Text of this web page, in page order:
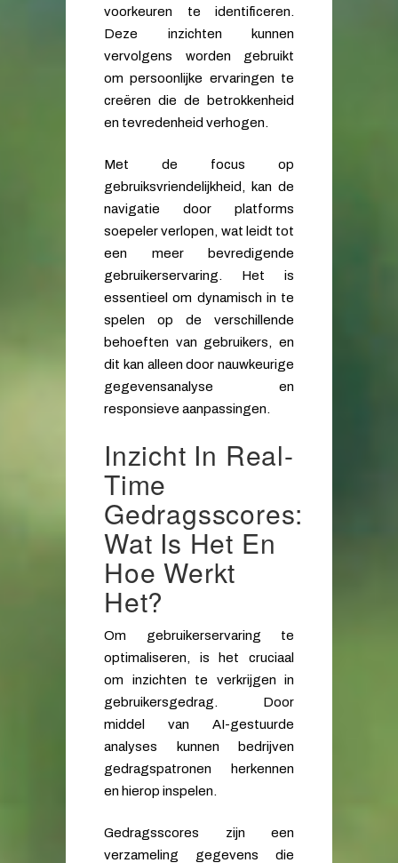
voorkeuren te identificeren.
Deze inzichten kunnen
vervolgens worden gebruikt
om persoonlijke ervaringen te
creëren die de betrokkenheid
en tevredenheid verhogen.
Met de focus op
gebruiksvriendelijkheid, kan de
navigatie door platforms
soepeler verlopen, wat leidt tot
een meer bevredigende
gebruikerservaring. Het is
essentieel om dynamisch in te
spelen op de verschillende
behoeften van gebruikers, en
dit kan alleen door nauwkeurige
gegevensanalyse en
responsieve aanpassingen.
Inzicht In Real-
Time
Gedragsscores:
Wat Is Het En
Hoe Werkt
Het?
Om gebruikerservaring te
optimaliseren, is het cruciaal
om inzichten te verkrijgen in
gebruikersgedrag. Door
middel van AI-gestuurde
analyses kunnen bedrijven
gedragspatronen herkennen
en hierop inspelen.
Gedragsscores zijn een
verzameling gegevens die